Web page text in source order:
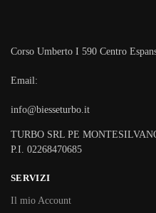
Corso Umberto I 590 Centro
Email:
info@biesseturbo.it
TURBO SRL PE
P.I. 02268470685
SERVIZI
Il mio Account